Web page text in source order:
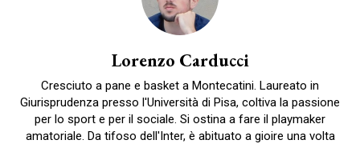
Lorenzo Carducci
Cresciuto a pane e basket a Montecatini. Laureato in
Giurisprudenza presso l'Università di Pisa, coltiva la passione
per lo sport e per il sociale. Si ostina a fare il playmaker
amatoriale. Da tifoso dell'Inter, è abituato a gioire una volta